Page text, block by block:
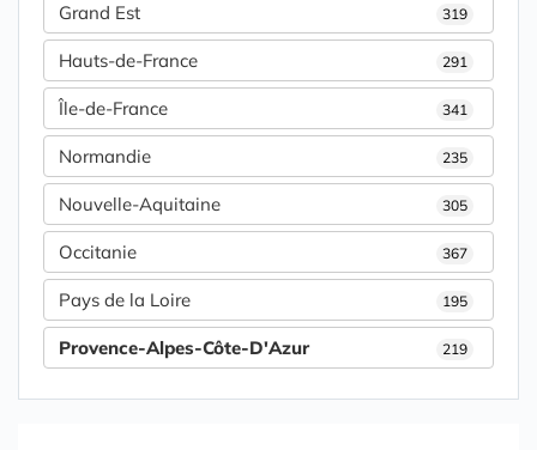
Grand Est 319
Hauts-de-France 291
Île-de-France 341
Normandie 235
Nouvelle-Aquitaine 305
Occitanie 367
Pays de la Loire 195
Provence-Alpes-Côte-D'Azur 219